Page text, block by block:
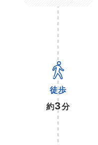
徒歩
約3分